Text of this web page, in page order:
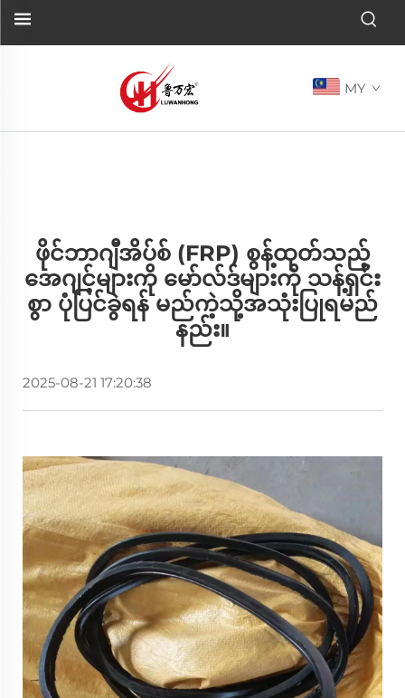
MY
ဖိုင်ဘာဂျီအိပ်စ် (FRP) စွန့်ထုတ်သည့်
အေဂျင့်များကို မော်လ်ဒ်များကို သန့်ရှင်း
စွာ ပုံပြင်ခွဲရန် မည်ကဲ့သို့အသုံးပြုရမည်
နည်း။
2025-08-21 17:20:38